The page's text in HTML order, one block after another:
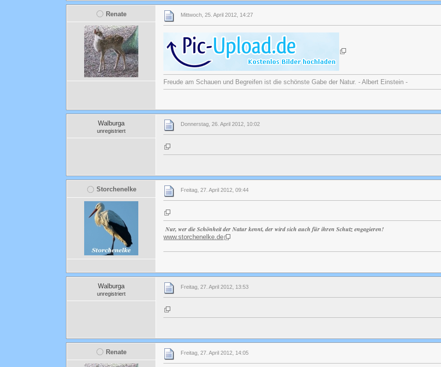
Renate Mittwoch, 25. April 2012, 14:27
Freude am Schauen und Begreifen ist die schönste Gabe der Natur. - Albert Einstein -
Walburga
unregistriert
Donnerstag, 26. April 2012, 10:02
Storchenelke Freitag, 27. April 2012, 09:44
Nur, wer die Schönheit der Natur kennt, der wird sich auch für ihren Schutz engagieren!
www.storchenelke.de
Walburga
unregistriert
Freitag, 27. April 2012, 13:53
Renate Freitag, 27. April 2012, 14:05